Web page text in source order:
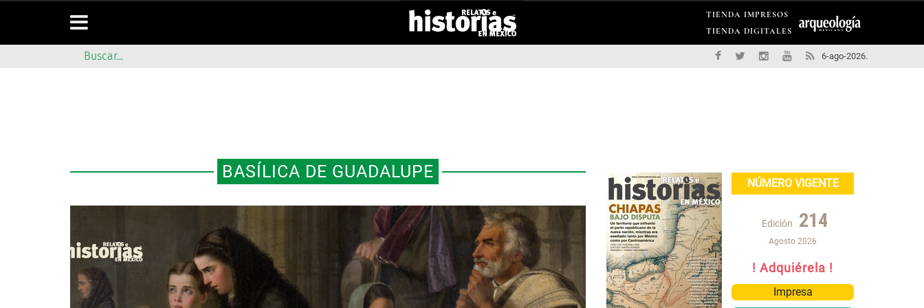
TIENDA IMPRESOS
TIENDA DIGITALES
6-ago-2026.
BASÍLICA DE GUADALUPE
NÚMERO VIGENTE
Edición 214
Agosto 2026
! Adquiérela !
Impresa